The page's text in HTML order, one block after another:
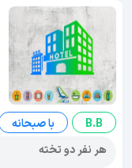
B.B
با صبحانه
هر نفر دو تخته